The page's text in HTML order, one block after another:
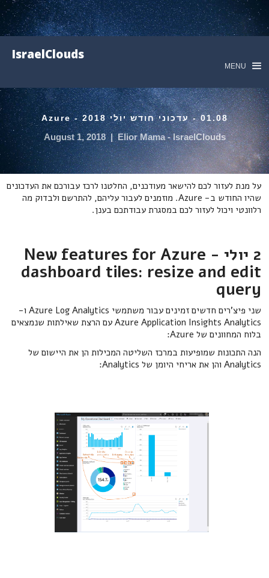
IsraelClouds
MENU
01.08 - עדכוני חודש יולי 2018 - Azure
Elior Mama - IsraelClouds
|
August 1, 2018
על מנת לעזור לכם להישאר מעודכנים, החלטנו לרכז עבורכם את העדכונים
שהיו החודש ב- Azure. מוזמנים לעבור עליהם, להתרשם ולבדוק מה
רלוונטי ויכול לעזור לכם במסגרת עבודתכם בענן.
2 יולי - New features for Azure
dashboard tiles: resize and edit
query
שני פיצ'רים חדשים זמינים עבור משתמשי Azure Log Analytics ו-
Azure Application Insights Analytics עם הרצת שאילתות שנמצאים
בלוח המחוונים של Azure:
הנה התכונות שמופיעות במרכז השליטה המכילות הן את היישום של
Analytics והן את אריחי היומן של Analytics: